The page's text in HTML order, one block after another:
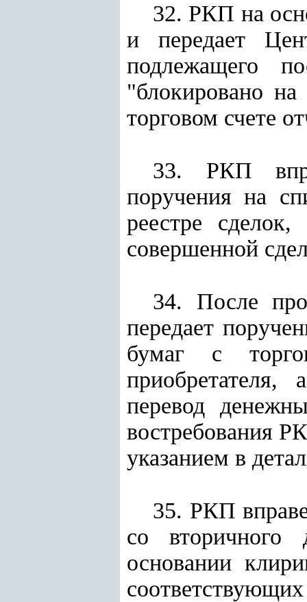
32. РКП на
и передает
подлежащего
"блокировано
торговом счете
33. РКП
поручения на
реестре
совершенной
34. После
передает
бумаг с
перевод
востребования
указанием в
35. РКП
со вторичного
основании